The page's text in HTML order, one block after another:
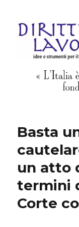
Diritti &
Basta
un atto
termini
Corte